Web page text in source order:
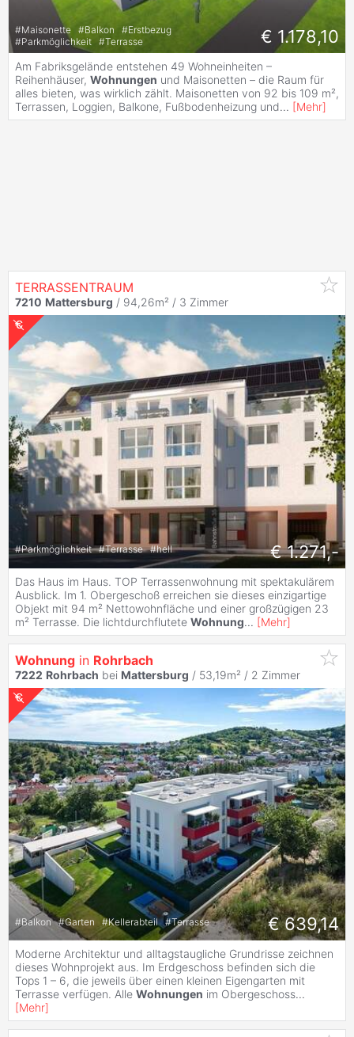
#Maisonette #Balkon #Erstbezug
#Parkmöglichkeit #Terrasse € 1.178,10
Am Fabriksgelände entstehen 49 Wohneinheiten –
Reihenhäuser, Wohnungen und Maisonetten – die Raum für
alles bieten, was wirklich zählt. Maisonetten von 92 bis 109 m²,
Terrassen, Loggien, Balkone, Fußbodenheizung und... [Mehr]
TERRASSENTRAUM
7210 Mattersburg / 94,26m² / 3 Zimmer
#Parkmöglichkeit #Terrasse #hell € 1.271,-
Das Haus im Haus. TOP Terrassenwohnung mit spektakulärem
Ausblick. Im 1. Obergeschoß erreichen sie dieses einzigartige
Objekt mit 94 m² Nettowohnfläche und einer großzügigen 23
m² Terrasse. Die lichtdurchflutete Wohnung... [Mehr]
Wohnung in Rohrbach
7222 Rohrbach bei Mattersburg / 53,19m² / 2 Zimmer
#Balkon #Garten #Kellerabteil #Terrasse € 639,14
Moderne Architektur und alltagstaugliche Grundrisse zeichnen
dieses Wohnprojekt aus. Im Erdgeschoss befinden sich die
Tops 1 – 6, die jeweils über einen kleinen Eigengarten mit
Terrasse verfügen. Alle Wohnungen im Obergeschoss...
[Mehr]